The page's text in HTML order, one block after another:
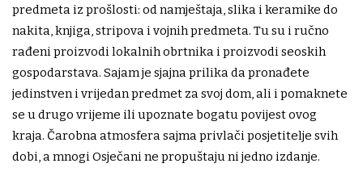
predmeta iz prošlosti: od namještaja, slika i keramike do
nakita, knjiga, stripova i vojnih predmeta. Tu su i ručno
rađeni proizvodi lokalnih obrtnika i proizvodi seoskih
gospodarstava. Sajam je sjajna prilika da pronađete
jedinstven i vrijedan predmet za svoj dom, ali i pomaknete
se u drugo vrijeme ili upoznate bogatu povijest ovog
kraja. Čarobna atmosfera sajma privlači posjetitelje svih
dobi, a mnogi Osječani ne propuštaju ni jedno izdanje.